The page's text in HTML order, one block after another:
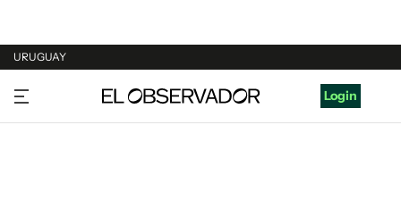
URUGUAY
URUGUAY
ARGENTINA
Login